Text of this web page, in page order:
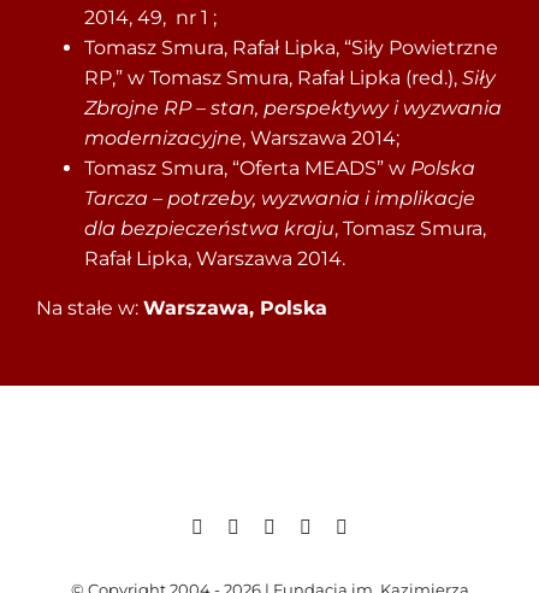
2014, 49, nr 1 ;
Tomasz Smura, Rafał Lipka, “Siły Powietrzne
RP,” w Tomasz Smura, Rafał Lipka (red.), Siły
Zbrojne RP – stan, perspektywy i wyzwania
modernizacyjne, Warszawa 2014;
Tomasz Smura, “Oferta MEADS” w Polska
Tarcza – potrzeby, wyzwania i implikacje
dla bezpieczeństwa kraju, Tomasz Smura,
Rafał Lipka, Warszawa 2014.
Na stałe w: Warszawa, Polska
© Copyright 2004 - 2026 | Fundacja im. Kazimierza